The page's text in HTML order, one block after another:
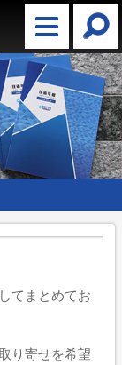
てまとめてお
り寄せを希望